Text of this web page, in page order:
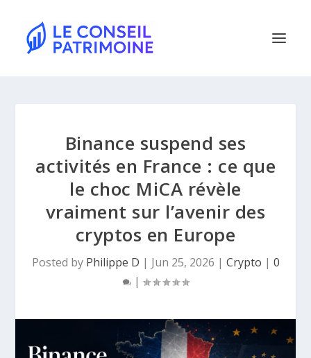
Binance suspend ses
activités en France : ce que
le choc MiCA révèle
vraiment sur l’avenir des
cryptos en Europe
Posted by Philippe D | Jun 25, 2026 | Crypto | 0
|